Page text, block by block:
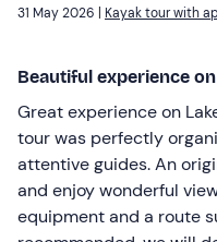
31 May 2026 | Kayak tour with
Beautiful experience
Great experience on
tour was perfectly
attentive guides. An
and enjoy wonderful
equipment and a route